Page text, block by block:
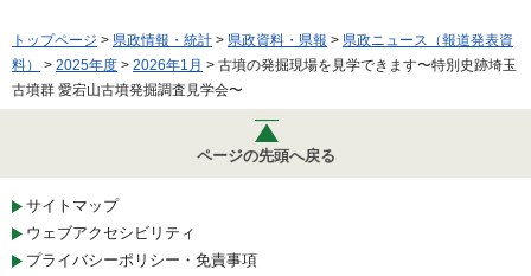
トップページ > 県政情報・統計 > 県政資料・県報 > 県政ニュース（報道発表資
料）
> 2025年度 > 2026年1月 > 古墳の発掘現場を見学できます〜特別史跡埼玉
古墳群 愛宕山古墳発掘調査見学会〜
ページの先頭へ戻る
サイトマップ
ウェブアクセシビリティ
プライバシーポリシー・免責事項